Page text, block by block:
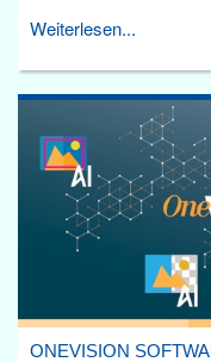
Weiterlesen...
ONEVISION